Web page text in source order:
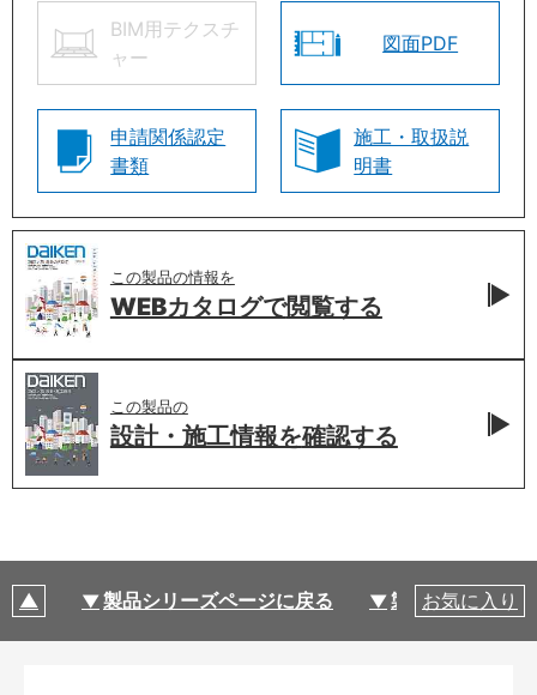
BIM用テクスチ
ャー
図面PDF
申請関係認定
書類
施工・取扱説
明書
この製品の情報を
WEBカタログで閲覧する
この製品の
設計・施工情報を確認する
製品シリーズページに戻る 製品仕様
お気に入り